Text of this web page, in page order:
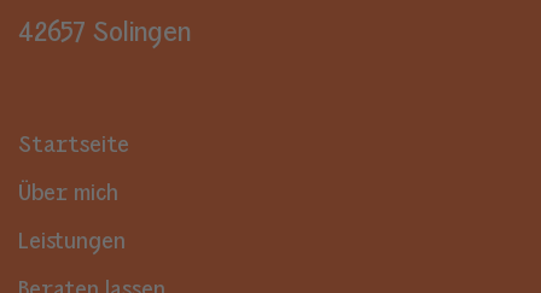
42657 Solingen
Startseite
Über mich
Leistungen